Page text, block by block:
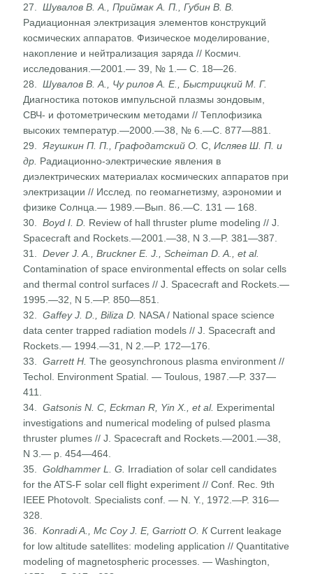
27.Шувалов В. А., Приймак А. П., Губин В. В.
Радиационная электризация элементов конструкций
космических аппара­тов. Физическое моделирование,
накопление и нейтрализа­ция заряда // Космич.
исследования.—2001.— 39, № 1.— С. 18—26.
28.Шувалов В. А., Чу рилов А. Е., Быстрицкий М. Г.
Диагно­стика потоков импульсной плазмы зондовым,
СВЧ- и фото­метрическим методами // Теплофизика
высоких темпера­тур.—2000.—38, № 6.—С. 877—881.
29.Ягушкин П. П., Графодатский О.С,Исляев Ш. П. и
др. Радиационно-электрические явления в
диэлектрических материалах космических аппаратов при
электризации // Исслед. по геомагнетизму, аэрономии и
физике Солнца.— 1989.—Вып. 86.—С. 131 — 168.
30.Boyd I. D. Review of hall thruster plume modeling // J.
Space­craft and Rockets.—2001.—38, N 3.—P. 381—387.
31.Dever J. A., Bruckner E. J., Scheiman D. A., et al.
Contamina­tion of space environmental effects on solar cells
and thermal control surfaces // J. Spacecraft and Rockets.—
1995.—32, N 5.—P. 850—851.
32.Gaffey J. D., Biliza D. NASA / National space science
data center trapped radiation models // J. Spacecraft and
Rockets.— 1994.—31, N 2.—P. 172—176.
33.Garrett H.The geosynchronous plasma environment //
Techol. Environment Spatial. — Toulous, 1987.—P. 337—
411.
34.Gatsonis N. C, Eckman R, Yin X., et al. Experimental
investigations and numerical modeling of pulsed plasma
thruster plumes // J. Spacecraft and Rockets.—2001.—38,
N 3.— p. 454—464.
35.Goldhammer L. G. Irradiation of solar cell candidates
for the ATS-F solar cell flight experiment // Conf. Rec. 9th
IEEE Photovolt. Specialists conf. — N. Y., 1972.—P. 316—
328.
36.Konradi A., Mc Coy J. E, GarriottО .КCurrent leakage
for low altitude satellites: modeling application // Quantitative
modeling of magnetospheric processes. — Washington,